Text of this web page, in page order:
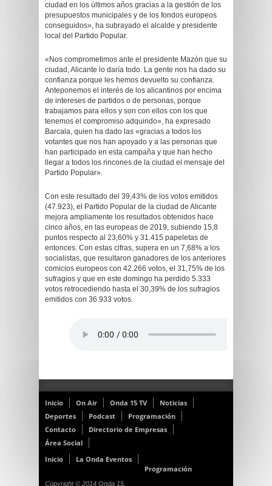
ciudad en los últimos años gracias a la gestión de los
presupuestos municipales y de los fondos europeos
conseguidos», ha subrayado el alcalde y presidente
local del Partido Popular.
«Nos comprometimos ante el presidente Mazón que su
ciudad, Alicante lo daría todo. La gente nos ha dado su
confianza porque les hemos devuelto su confianza.
Anteponemos el interés de los alicantinos por encima
de intereses de partidos o de personas, porque
trabajamos para ellos y son con ellos con los que
tenemos el compromiso adquirido», ha expresado
Barcala, quien ha dado las «gracias a todos los
votantes que nos han apoyado y a las personas que
han participado en esta campaña y que han hecho
llegar a todos los rincones de la ciudad el mensaje del
Partido Popular».
Con este resultado del 39,43% de los votos emitidos
(47.923), el Partido Popular de la ciudad de Alicante
mejora ampliamente los resultados obtenidos hace
cinco años, en las europeas de 2019, subiendo 15,8
puntos respecto al 23,60% y 31.415 papeletas de
entonces. Con estas cifras, supera en un 7,68% a los
socialistas, que resultaron ganadores de los anteriores
comicios europeos con 42.266 votos, el 31,75% de los
sufragios y que en este domingo ha perdido 5.333
votos retrocediendo hasta el 30,39% de los sufragios
emitidos con 36.933 votos.
Inicio On Air Onda 15 TV
Noticias
Deportes
Podcast
Programación
Contacto
Directorio de Empresas
Área Social
Inicio
La Onda Eventos
Programación
Copyright © 2014 Onda 15.